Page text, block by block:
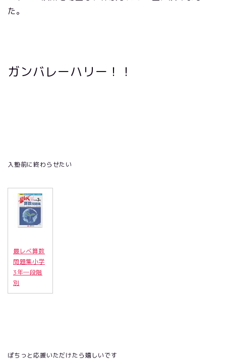
た。
ガンバレーハリー！！
入塾前に終わらせたい
最レベ算数
問題集小学
3年―段階
別
ぽちっと応援いただけたら嬉しいです